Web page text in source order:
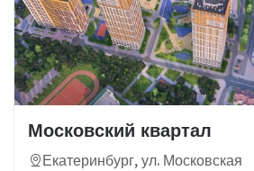
Московский квартал
Екатеринбург, ул. Московская